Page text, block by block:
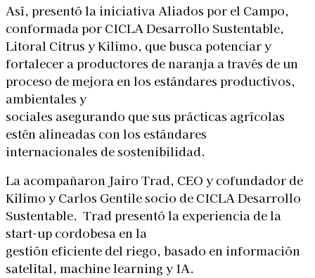
Así, presentó la iniciativa Aliados por el Campo,
conformada por CICLA Desarrollo Sustentable,
Litoral Citrus y Kilimo, que busca potenciar y
fortalecer a productores de naranja a través de un
proceso de mejora en los estándares productivos,
ambientales y
sociales asegurando que sus prácticas agrícolas
estén alineadas con los estándares
internacionales de sostenibilidad.
La acompañaron Jairo Trad, CEO y cofundador de
Kilimo y Carlos Gentile socio de CICLA Desarrollo
Sustentable. Trad presentó la experiencia de la
start-up cordobesa en la
gestión eficiente del riego, basado en información
satelital, machine learning y IA.